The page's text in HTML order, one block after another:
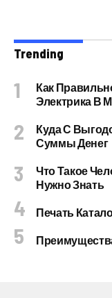
Trending
Как
Электрика В
Куда С
Суммы Денег
Что Такое
Нужно Знать
Печать